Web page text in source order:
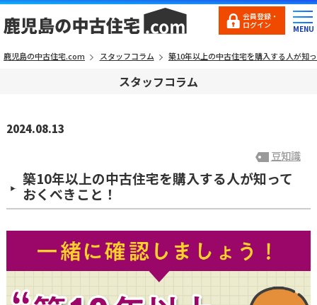
会員登録・
ログイン
鹿児島の中古住宅.com スタッフコラム 築10年以上の中古住宅を購入する人が知
スタッフコラム
2024.08.13
豆知識
築10年以上の中古住宅を購入する人が知って
おくべきこと！